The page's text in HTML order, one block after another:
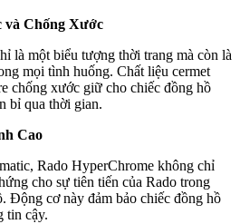
và Chống Xước
là một biểu tượng thời trang mà còn là
mọi tình huống. Chất liệu cermet
chống xước giữ cho chiếc đồng hồ
bỉ qua thời gian.
Cao
Rado HyperChrome không chỉ
cho sự tiên tiến của Rado trong
Động cơ này đảm bảo chiếc đồng hồ
tin cậy.